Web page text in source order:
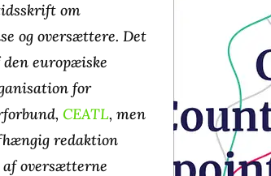
om
og oversættere. Det
den europæiske
for
CEATL, men
redaktion
af oversætterne